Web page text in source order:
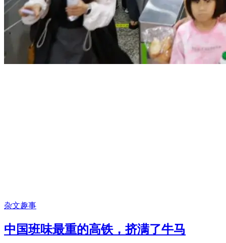
杂文趣事
中国班味最重的高铁，挤满了牛马